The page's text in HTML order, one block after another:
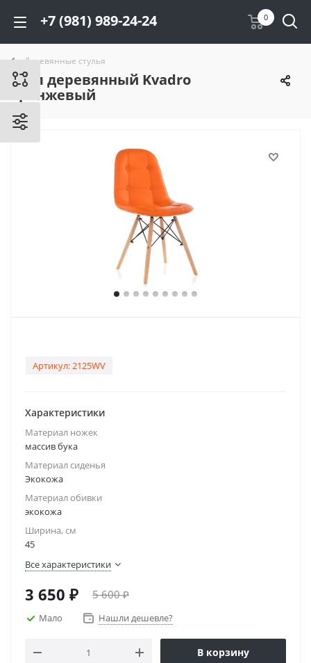
+7 (981) 989-24-24 0
Деревянные стулья
Стул деревянный Kvadro
оранжевый
Артикул:2125WV
Характеристики
Материал ножек
массив бука
Материал сиденья
Экокожа
Материал обивки
экокожа
Ширина, см
45
Все характеристики
3 650 ₽ 5 600₽
Мало Нашли дешевле?
В корзину